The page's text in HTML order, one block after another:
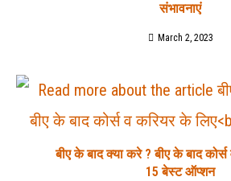
संभावनाएं
March 2, 2023
बीए के बाद क्या करे ? बीए के बाद
15 बेस्ट ऑप्शन